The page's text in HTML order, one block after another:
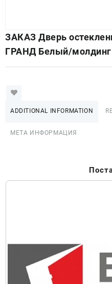
ЗАКАЗ Дверь
ГРАНД Белый/молдинг
ADDITIONAL INFORMATION
МЕТА ИНФОРМАЦИЯ